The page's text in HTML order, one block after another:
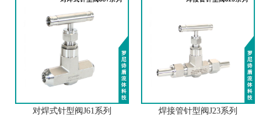
对焊式针型阀J61系列 焊接管针型阀J23系列